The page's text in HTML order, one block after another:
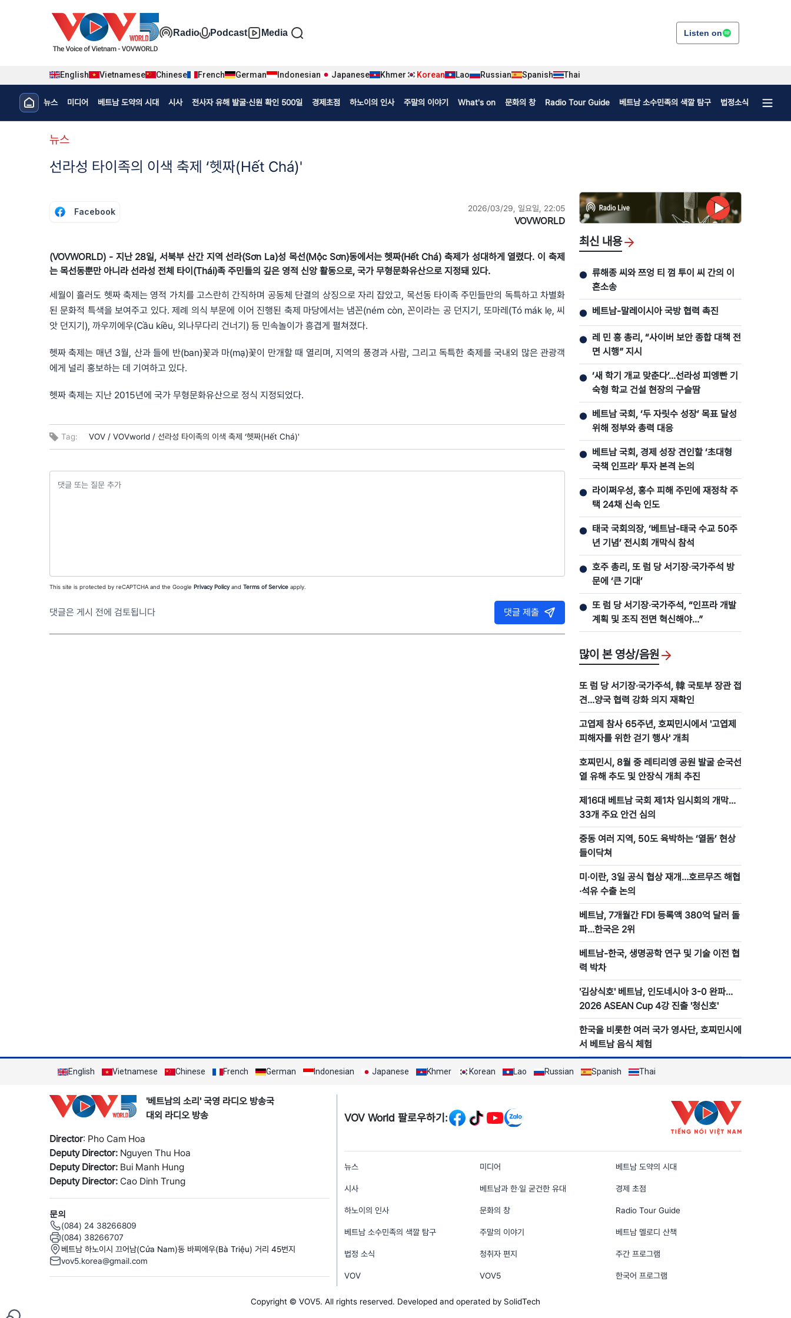
Đa phương tiện tiếng Hàn
Radio Podcast Media Listen on
English Vietnamese Chinese French German Indonesian Japanese Khmer Korean Lao Russian Spanish Thai
Menu trang chủ tiếng Hàn
뉴스 미디어 베트남 도약의 시대 시사 전사자 유해 발굴·신원 확인 500일 경제초점 하노이의 인사 주말의 이야기 What's on 문화의 창 Radio Tour Guide 베트남 소수민족의 색깔 탐구 법정소식
menu phụ tiếng Hàn
뉴스
선라성 타이족의 이색 축제 ‘헷짜(Hết Chá)'
Facebook 2026/03/29, 일요일, 22:05
VOVWORLD
(VOVWORLD) - 지난 28일, 서북부 산간 지역 선라(Sơn La)성 목선(Mộc Sơn)동에서는 헷짜(Hết Chá) 축제가 성대하게 열렸다. 이 축제
는 목선동뿐만 아니라 선라성 전체 타이(Thái)족 주민들의 깊은 영적 신앙 활동으로, 국가 무형문화유산으로 지정돼 있다.
세월이 흘러도 헷짜 축제는 영적 가치를 고스란히 간직하며 공동체 단결의 상징으로 자리 잡았고, 목선동 타이족 주민들만의 독특하고 차별화
된 문화적 특색을 보여주고 있다. 제례 의식 부문에 이어 진행된 축제 마당에서는 냄꼰(ném còn, 꼰이라는 공 던지기, 또마레(Tó mák lẹ, 씨
앗 던지기), 까우끼에우(Cầu kiều, 외나무다리 건너기) 등 민속놀이가 흥겹게 펼쳐졌다.
헷짜 축제는 매년 3월, 산과 들에 반(ban)꽃과 마(mạ)꽃이 만개할 때 열리며, 지역의 풍경과 사람, 그리고 독특한 축제를 국내외 많은 관광객
에게 널리 홍보하는 데 기여하고 있다.
헷짜 축제는 지난 2015년에 국가 무형문화유산으로 정식 지정되었다.
Tag: VOV / VOVworld / 선라성 타이족의 이색 축제 ‘헷짜(Hết Chá)'
This site is protected by reCAPTCHA and the Google Privacy Policyand Terms of Service apply.
댓글은 게시 전에 검토됩니다 댓글 제출
최신 내용
● 류해종 씨와 쯔엉 티 껌 투이 씨 간의 이
혼소송
● 베트남-말레이시아 국방 협력 촉진
● 레 민 흥 총리, “사이버 보안 종합 대책 전
면 시행” 지시
● ‘새 학기 개교 맞춘다’…선라성 피엥빤 기
숙형 학교 건설 현장의 구슬땀
● 베트남 국회, ‘두 자릿수 성장’ 목표 달성
위해 정부와 총력 대응
● 베트남 국회, 경제 성장 견인할 ‘초대형
국책 인프라’ 투자 본격 논의
● 라이쩌우성, 홍수 피해 주민에 재정착 주
택 24채 신속 인도
● 태국 국회의장, ‘베트남-태국 수교 50주
년 기념’ 전시회 개막식 참석
● 호주 총리, 또 럼 당 서기장‧국가주석 방
문에 ‘큰 기대’
● 또 럼 당 서기장‧국가주석, “인프라 개발
계획 및 조직 전면 혁신해야…”
많이 본 영상/음원
또 럼 당 서기장·국가주석, 韓 국토부 장관 접
견…양국 협력 강화 의지 재확인
고엽제 참사 65주년, 호찌민시에서 '고엽제
피해자를 위한 걷기 행사' 개최
호찌민시, 8월 중 레티리엥 공원 발굴 순국선
열 유해 추도 및 안장식 개최 추진
제16대 베트남 국회 제1차 임시회의 개막…
33개 주요 안건 심의
중동 여러 지역, 50도 육박하는 ‘열돔’ 현상
들이닥쳐
미·이란, 3일 공식 협상 재개…호르무즈 해협
·석유 수출 논의
베트남, 7개월간 FDI 등록액 380억 달러 돌
파…한국은 2위
베트남-한국, 생명공학 연구 및 기술 이전 협
력 박차
'김상식호' 베트남, 인도네시아 3-0 완파…
2026 ASEAN Cup 4강 진출 '청신호'
한국을 비롯한 여러 국가 영사단, 호찌민시에
서 베트남 음식 체험
English Vietnamese Chinese French German Indonesian Japanese Khmer Korean Lao Russian Spanish Thai
'베트남의 소리' 국영 라디오 방송국
대외 라디오 방송
Director: Pho Cam Hoa
Deputy Director: Nguyen Thu Hoa
Deputy Director: Bui Manh Hung
Deputy Director: Cao Dinh Trung
문의
(084) 24 38266809
(084) 38266707
베트남 하노이시 끄어남(Cửa Nam)동 바찌에우(Bà Triệu) 거리 45번지
vov5.korea@gmail.com
VOV World 팔로우하기:
menu footer tiếng Hàn
뉴스 미디어 베트남 도약의 시대
시사 베트남과 한‧일 굳건한 유대 경제 초점
하노이의 인사 문화의 창 Radio Tour Guide
베트남 소수민족의 색깔 탐구 주말의 이야기 베트남 멜로디 산책
법정 소식 청취자 편지 주간 프로그램
VOV VOV5 한국어 프로그램
Copyright © VOV5. All rights reserved. Developed and operated by SolidTech